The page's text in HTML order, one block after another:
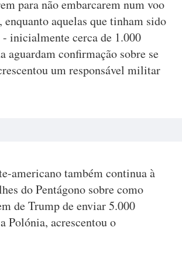
para não embarcarem num voo
enquanto aquelas que tinham sido
- inicialmente cerca de 1.000
aguardam confirmação sobre se
um responsável militar
americano também continua à
do Pentágono sobre como
de Trump de enviar 5.000
Polónia, acrescentou o